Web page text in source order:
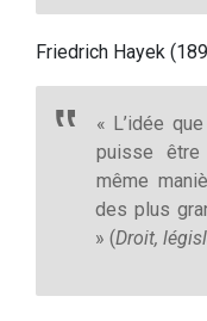
Friedrich Hayek
« L’idée
puisse
même
des plus
» (Droit,